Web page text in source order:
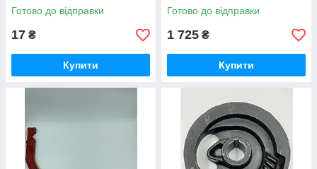
Готово до відправки
17 ₴
Купити
Готово до відправки
1 725 ₴
Купити